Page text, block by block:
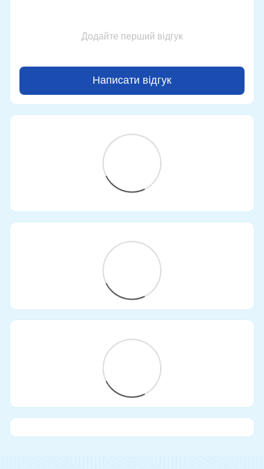
Додайте перший відгук
Написати відгук